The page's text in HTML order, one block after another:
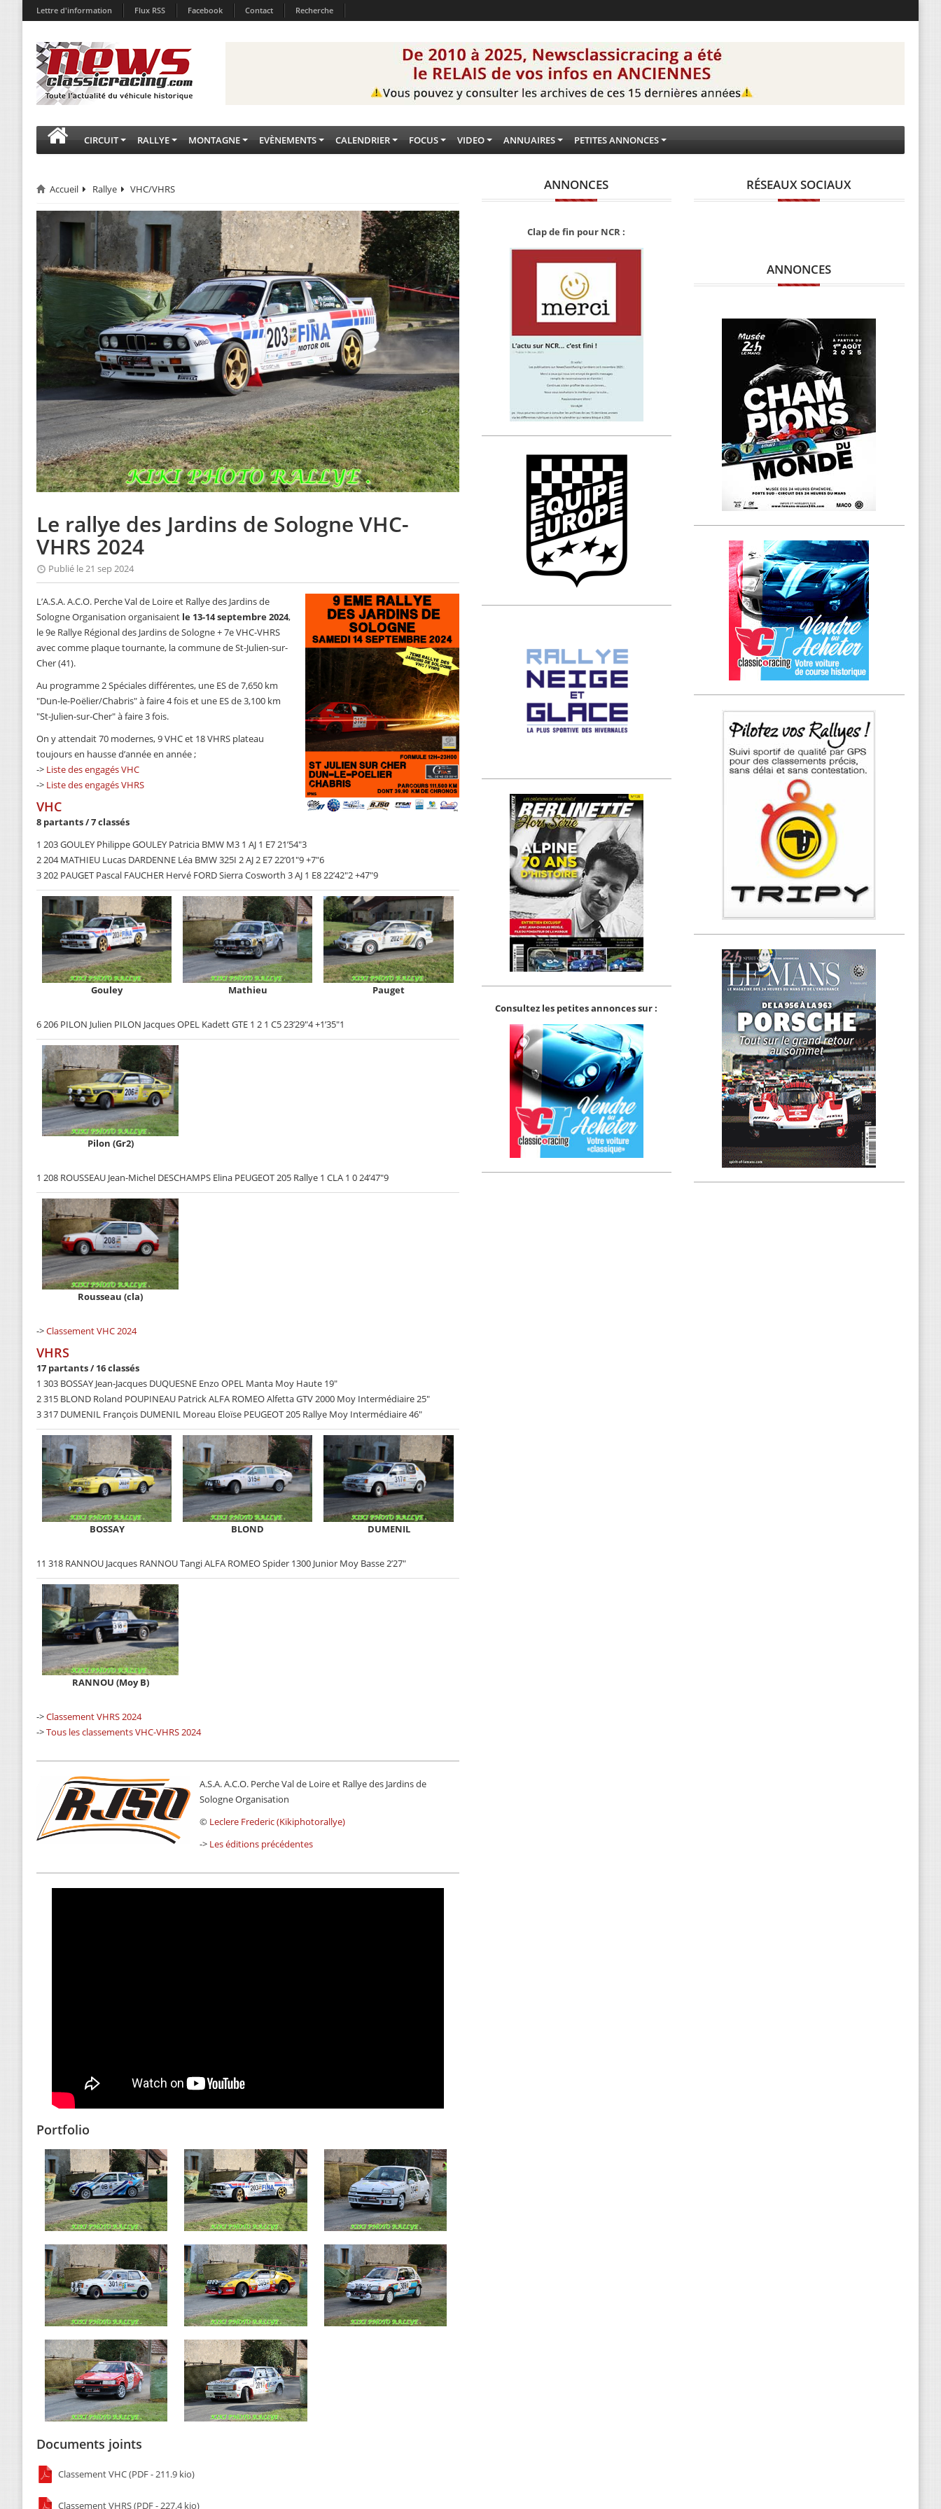
Lettre d'information Flux RSS Facebook Contact Recherche
CIRCUIT RALLYE MONTAGNE EVÈNEMENTS CALENDRIER FOCUS VIDEO ANNUAIRES PETITES ANNONCES
Accueil Rallye VHC/VHRS
Le rallye des Jardins de Sologne VHC-
VHRS 2024
Publié le 21 sep 2024
L’A.S.A. A.C.O. Perche Val de Loire et Rallye des Jardins de
Sologne Organisation organisaient le 13-14 septembre 2024,
le 9e Rallye Régional des Jardins de Sologne + 7e VHC-VHRS
avec comme plaque tournante, la commune de St-Julien-sur-
Cher (41).
Au programme 2 Spéciales différentes, une ES de 7,650 km
"Dun-le-Poëlier/Chabris" à faire 4 fois et une ES de 3,100 km
"St-Julien-sur-Cher" à faire 3 fois.
On y attendait 70 modernes, 9 VHC et 18 VHRS plateau
toujours en hausse d’année en année ;
-> Liste des engagés VHC
-> Liste des engagés VHRS
VHC
8 partants / 7 classés
1 203 GOULEY Philippe GOULEY Patricia BMW M3 1 AJ 1 E7 21’54"3
2 204 MATHIEU Lucas DARDENNE Léa BMW 325I 2 AJ 2 E7 22’01"9 +7"6
3 202 PAUGET Pascal FAUCHER Hervé FORD Sierra Cosworth 3 AJ 1 E8 22’42"2 +47"9
Gouley Mathieu Pauget
6 206 PILON Julien PILON Jacques OPEL Kadett GTE 1 2 1 C5 23’29"4 +1’35"1
Pilon (Gr2)
1 208 ROUSSEAU Jean-Michel DESCHAMPS Elina PEUGEOT 205 Rallye 1 CLA 1 0 24’47"9
Rousseau (cla)
->Classement VHC 2024
VHRS
17 partants / 16 classés
1 303 BOSSAY Jean-Jacques DUQUESNE Enzo OPEL Manta Moy Haute 19"
2 315 BLOND Roland POUPINEAU Patrick ALFA ROMEO Alfetta GTV 2000 Moy Intermédiaire 25"
3 317 DUMENIL François DUMENIL Moreau Eloïse PEUGEOT 205 Rallye Moy Intermédiaire 46"
BOSSAY BLOND DUMENIL
11 318 RANNOU Jacques RANNOU Tangi ALFA ROMEO Spider 1300 Junior Moy Basse 2’27"
RANNOU (Moy B)
->Classement VHRS 2024
->Tous les classements VHC-VHRS 2024
A.S.A. A.C.O. Perche Val de Loire et Rallye des Jardins de
Sologne Organisation
© Leclere Frederic (Kikiphotorallye)
-> Les éditions précédentes
Portfolio
Documents joints
Classement VHC (PDF - 211.9 kio)
Classement VHRS (PDF - 227.4 kio)
ANNONCES
Clap de fin pour NCR :
Consultez les petites annonces sur :
RÉSEAUX SOCIAUX
ANNONCES